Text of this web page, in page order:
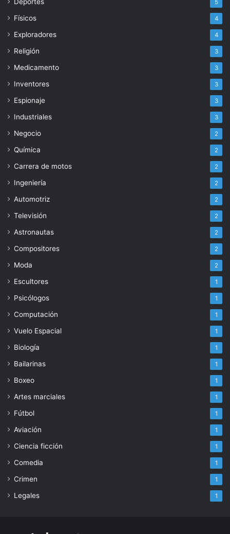
Deportes 5
Físicos 4
Exploradores 4
Religión 3
Medicamento 3
Inventores 3
Espionaje 3
Industriales 3
Negocio 2
Química 2
Carrera de motos 2
Ingeniería 2
Automotriz 2
Televisión 2
Astronautas 2
Compositores 2
Moda 2
Escultores 1
Psicólogos 1
Computación 1
Vuelo Espacial 1
Biología 1
Bailarinas 1
Boxeo 1
Artes marciales 1
Fútbol 1
Aviación 1
Ciencia ficción 1
Comedia 1
Crimen 1
Legales 1